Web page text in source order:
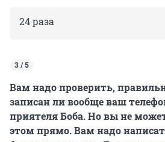
24 раза
3 / 5
Вам надо проверить,
записан ли вообще ваш
приятеля Боба. Но вы не
этом прямо. Вам надо